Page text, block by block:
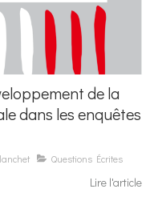
de la
dans les enquêtes
Questions Écrites
Lire l'article